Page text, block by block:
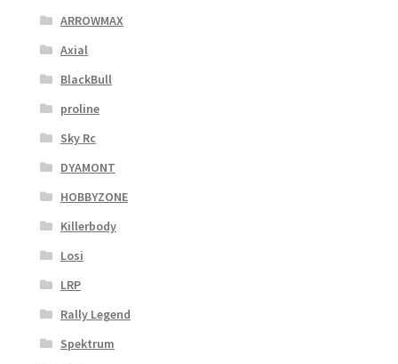
ARROWMAX
Axial
BlackBull
proline
Sky Rc
DYAMONT
HOBBYZONE
Killerbody
Losi
LRP
Rally Legend
Spektrum